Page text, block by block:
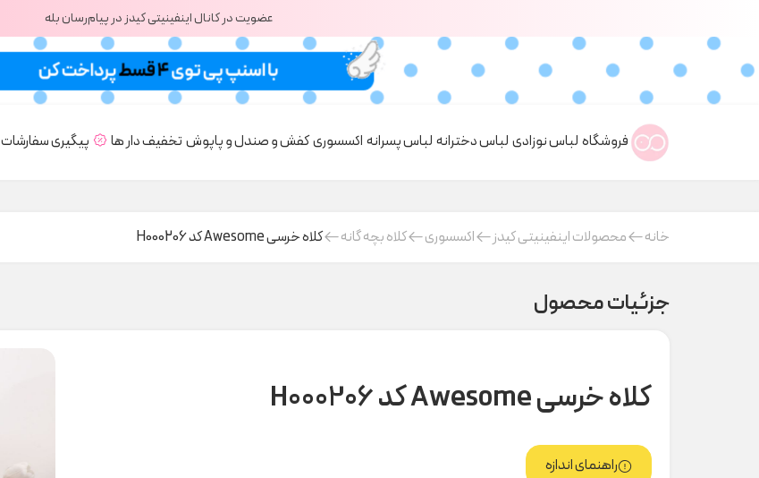
عضویت در کانال اینفینیتی کیدز در پیام‌رسان بله
فروشگاه لباس نوزادی لباس دخترانه لباس پسرانه اکسسوریکفش و صندل و پاپوش تخفیف دار ها پیگیری سفارشات
خانه محصولات اینفینیتی کیدز اکسسوری کلاه بچه گانه کلاه خرسی Awesome کد H000206
جزئیات محصول
کلاه خرسی Awesome کد H000206
راهنمای اندازه